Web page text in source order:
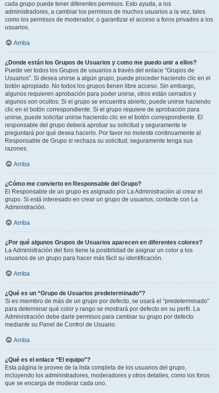
cada grupo puede tener diferentes permisos. Esto ayuda, a los
administradores, a cambiar los permisos de muchos usuarios a la vez, tales
como los permisos de moderador, o garantizar el acceso a foros privados a los
usuarios.
Arriba
¿Donde están los Grupos de Usuarios y como me puedo unir a ellos?
Puede ver todos los Grupos de usuarios a través del enlace “Grupos de
Usuarios”. Si desea unirse a algún grupo, puede proceder haciendo clic en el
botón apropiado. No todos los grupos tienen libre acceso. Sin embargo,
algunos requieren aprobación para poder unirse, otros están cerrados y
algunos son ocultos. Si el grupo se encuentra abierto, puede unirse haciendo
clic en el botón correspondiente. Si el grupo requiere de aprobación para
unirse, puede solicitar unirse haciendo clic en el botón correspondiente. El
responsable del grupo deberá aprobar su solicitud y seguramente le
preguntará por qué desea hacerlo. Por favor no moleste continuamente al
Responsable de Grupo si rechaza su solicitud; seguramente tenga sus
razones.
Arriba
¿Cómo me convierto en Responsable del Grupo?
El Responsable de un grupo es asignado por La Administración al crear el
grupo. Si está interesado en crear un grupo de usuarios, contacte con La
Administración.
Arriba
¿Por qué algunos Grupos de Usuarios aparecen en diferentes colores?
La Administración del foro tiene la posibilidad de asignar un color a los
usuarios de un grupo para hacer más fácil su identificación.
Arriba
¿Qué es un “Grupo de Usuarios predeterminado”?
Si es miembro de más de un grupo por defecto, se usará el “predeterminado”
para determinar qué color y rango se mostrará por defecto en su perfil. La
Administración debe darle permisos para cambiar su grupo por defecto
mediante su Panel de Control de Usuario.
Arriba
¿Qué es el enlace “El equipo”?
Esta página le provee de la lista completa de los usuarios del grupo,
incluyendo los administradores, moderadores y otros detalles, como los foros
que se encarga de moderar cada uno.